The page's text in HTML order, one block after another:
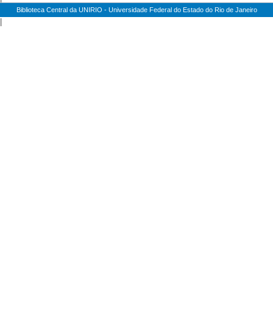
Biblioteca Central da UNIRIO - Universidade Federal do Estado do Rio de Janeiro